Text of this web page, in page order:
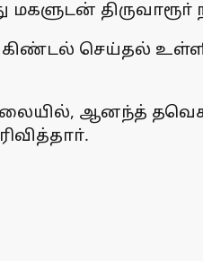
திருவாரூா்
செய்தல்
ஆனந்த் தவெக